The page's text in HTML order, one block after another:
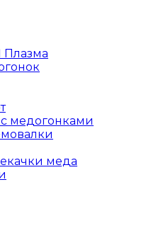
медогонками
меда